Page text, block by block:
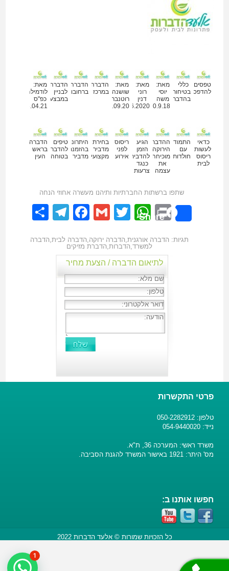
טפסים
להדפסה
כללי
בטיחות
בהדברה
מאת:
יוסי
משה
30.9.18
מאת:
רוני
דנין
30.06.2020
מאת:
שושנה
רוטנברג
24.09.20
הדברה
במרכז
הדברה
ברחובות
הדברה
לבניין
במבצע
מאת:
לודמילה
כפ"ס
18.04.21
כדאי
לעשות
ריסוס
לבית
התמודדות
עם
חולדות
ההדברה
הירוקה
מוכיחה
את
עצמה
הגיע
הזמן
להדביר
כנגד
צרעות
ריסוס
לפני
אירוע
בחירת
מדביר
מקצועי
היתרונות
בהזמנת
מדביר
טיפים
להדברה
בטוחה
הדברה
בראש
העין
שתפו ברשתות החברתיות ותיהנו מעשרה אחוזי הנחה
Share
Print
WhatsApp
Twitter
Gmail
Facebook
תגיות: הדברה אורגנית הדברה ירוקה הדברה לבית הדברה
למשרד הדברות הדברת מזיקים
לתיאום הדברה / הצעת מחיר
פרטי התקשרות
טלפון: 050-2282912
נייד: 054-9440020
משרד ראשי: המערכה 36, ת"א.
מס' היתר: 1921 באישור המשרד להגנת הסביבה.
חפשו אותנו ב:
כל הזכויות שמורות © אלעד הדברות 2022
1